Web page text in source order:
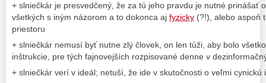
+ slniečkár je presvedčený, že za tú jeho pravdu je nutné prinášať
všetkých s iným názorom a to dokonca aj fyzicky (?!), alebo aspoň
priestoru
+ slniečkár nemusí byť nutne zlý človek, on len túži, aby bolo
inštrukcie, pre tých fajnovejších rozpisované denne v
+ slniečkár verí v ideál; netuší, že ide v skutočnosti o veľmi cynickú